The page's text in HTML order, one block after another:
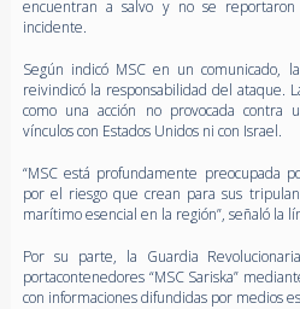
encuentran a salvo y no se reportaron
incidente.
Según indicó MSC en un comunicado,
reivindicó la responsabilidad del ataque.
como una acción no provocada
vínculos con Estados Unidos ni con Israel.
“MSC está profundamente preocupada
por el riesgo que crean para sus
marítimo esencial en la región”, señaló la
Por su parte, la Guardia
portacontenedores “MSC Sariska”
con informaciones difundidas por medios